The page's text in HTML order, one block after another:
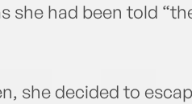
she had been told
she decided to